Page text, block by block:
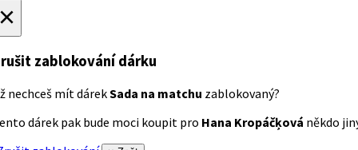
zablokování dárku
nechceš mít dárekSada na matchu zablokovaný?
dárek pak bude moci koupit pro Hana Kropáčķová někdo